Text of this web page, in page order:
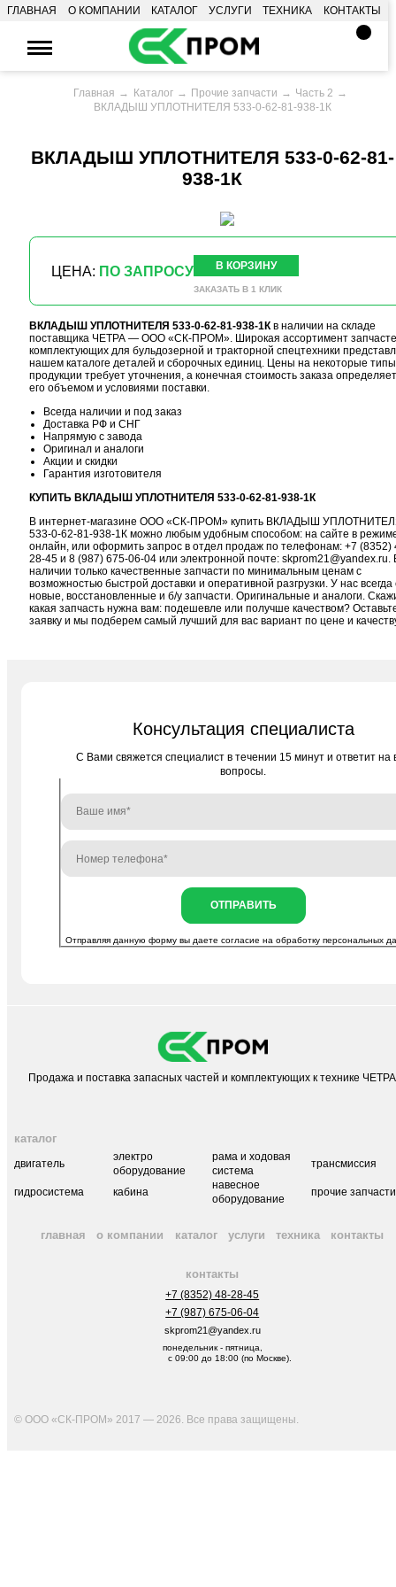
ГЛАВНАЯ О КОМПАНИИ КАТАЛОГ УСЛУГИ ТЕХНИКА КОНТАКТЫ
Главная Каталог Прочие запчасти
Часть 2
ВКЛАДЫШ УПЛОТНИТЕЛЯ 533-0-62-81-938-1К
ВКЛАДЫШ УПЛОТНИТЕЛЯ 533-0-62-81-
938-1К
ЦЕНА: ПО ЗАПРОСУ В КОРЗИНУ
ЗАКАЗАТЬ В 1 КЛИК
ВКЛАДЫШ УПЛОТНИТЕЛЯ 533-0-62-81-938-1Кв наличии на складе
поставщика ЧЕТРА — ООО «СК-ПРОМ». Широкая ассортимент
комплектующих для бульдозерной и тракторной спецтехники
нашем каталоге деталей и сборочных единиц. Цены на некоторые типы
продукции требует уточнения, а конечная стоимость заказа
его объемом и условиями поставки.
Всегда наличии и под заказ
Доставка РФ и СНГ
Напрямую с завода
Оригинал и аналоги
Акции и скидки
Гарантия изготовителя
КУПИТЬ ВКЛАДЫШ УПЛОТНИТЕЛЯ 533-0-62-81-938-1К
В интернет-магазине ООО «СК-ПРОМ» купить ВКЛАДЫШ
533-0-62-81-938-1К можно любым удобным способом: на сайте в
онлайн, или оформить запрос в отдел продаж по телефонам: +7 (8352)
28-45и 8 (987) 675-06-04или электронной почте: skprom21@yandex.ru.
наличии только качественные запчасти по минимальным ценам с
возможностью быстрой доставки и оперативной разгрузки. У нас всегда
новые, восстановленные и б/у запчасти. Оригинальные и аналоги.
какая запчасть нужна вам: подешевле или получше качеством?
заявку и мы подберем самый лучший для вас вариант по цене и
Консультация специалиста
C Вами свяжется специалист в течении 15 минут и ответит на
вопросы.
ОТПРАВИТЬ
Отправляя данную форму вы даете согласие наобработку персональных
Продажа и поставка запасных частей и комплектующих к технике ЧЕТРА
каталог
двигатель
электро
оборудование
рама и ходовая
система
трансмиссия
гидросистема кабина
навесное
оборудование
прочие запчасти
главная о компании каталог услуги техника контакты
контакты
+7 (8352) 48-28-45
+7 (987) 675-06-04
skprom21@yandex.ru
понедельник - пятница,
с 09:00 до 18:00 (по Москве).
© ООО «СК-ПРОМ» 2017 — 2026. Все права защищены